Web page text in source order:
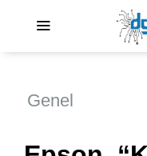
Genel